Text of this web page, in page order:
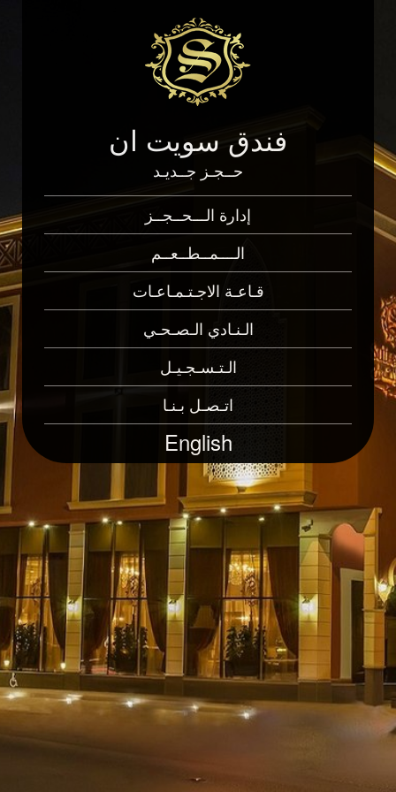
فندق سويت ان
حــجـز جــديـد
إدارة الـــحــجــز
الــــمــطــعــم
قـاعـة الاجـتـمـاعـات
الـنـادي الـصـحـي
الـتـسـجـيـل
اتـصـل بـنـا
English